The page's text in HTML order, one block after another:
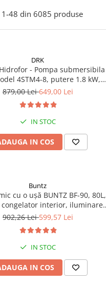
1-48 din 6085 produse
DRK
Hidrofor - Pompa submersibila
4STM4-8, putere 1.8 kW,
h, 8 turbine + Presostat
10 Bar
879,00 Lei649,00 Lei
IN STOC
IN COS
Buntz
cu o ușă BUNTZ BF-90, 80L,
congelator interior, iluminare
LED, 83 cm, Alb
902,26 Lei599,57 Lei
IN STOC
IN COS